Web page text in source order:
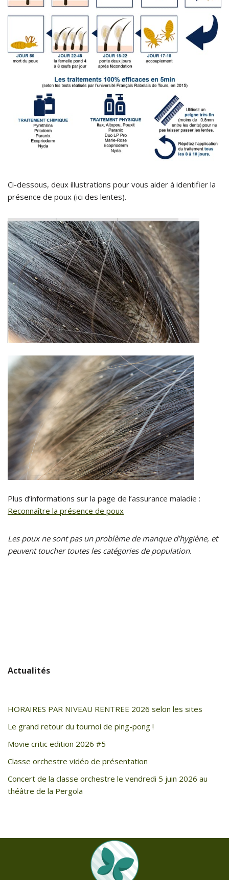
Ci-dessous, deux illustrations pour vous aider à identifier la
présence de poux (ici des lentes).
Plus d’informations sur la page de l’assurance maladie :
Reconnaître la présence de poux
Les poux ne sont pas un problème de manque d’hygiène, et
peuvent toucher toutes les catégories de population.
Actualités
HORAIRES PAR NIVEAU RENTREE 2026 selon les sites
Le grand retour du tournoi de ping-pong !
Movie critic edition 2026 #5
Classe orchestre vidéo de présentation
Concert de la classe orchestre le vendredi 5 juin 2026 au
théâtre de la Pergola